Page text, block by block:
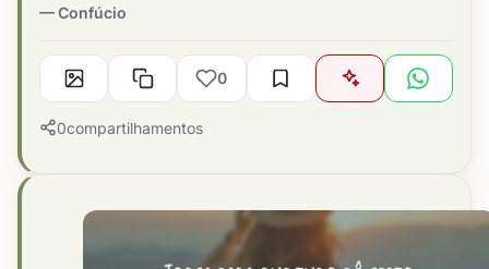
Confúcio
0
0compartilhamentos